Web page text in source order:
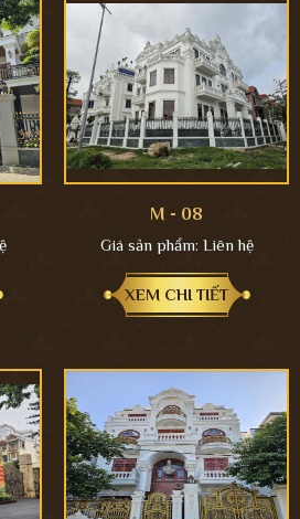
M - 08
Giá sản phẩm: Liên hệ
XEM CHI TIẾT